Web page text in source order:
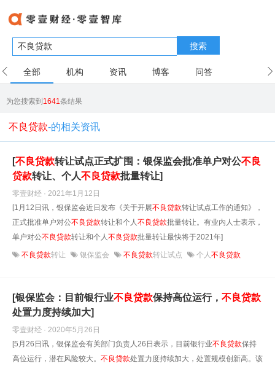
搜索
全部 机构 资讯 博客 问答
为您搜索到1641条结果
不良贷款-的相关资讯
[不良贷款转让试点正式扩围：银保监会批准单户对公不良
贷款转让、个人不良贷款批量转让]
零壹财经 · 2021年1月12日
[1月12日讯，银保监会近日发布《关于开展不良贷款转让试点工作的通知》，
正式批准单户对公不良贷款转让和个人不良贷款批量转让。有业内人士表示，
单户对公不良贷款转让和个人不良贷款批量转让最快将于2021年]
不良贷款转让 银保监会 不良贷款转让试点 个人不良贷款
[银保监会：目前银行业不良贷款保持高位运行， 不良贷款
处置力度持续加大]
零壹财经 · 2020年5月26日
[5月26日讯，银保监会有关部门负责人26日表示，目前银行业不良贷款保持
高位运行，潜在风险较大。 不良贷款处置力度持续加大，处置规模创新高。该